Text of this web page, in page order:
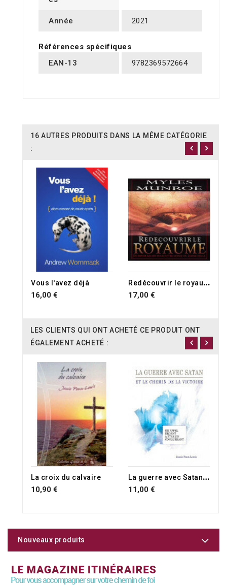
Année 2021
Références spécifiques
EAN-13
9782369572664
16 AUTRES PRODUITS DANS LA MÊME CATÉGORIE
:
Vous l'avez déjà
16,00 €
RUPTURE DE STOCK R
edécouvrir le royaume
17,00 €
LES CLIENTS QUI ONT ACHETÉ CE PRODUIT ONT
ÉGALEMENT ACHETÉ :
La croix du calvaire
10,90 €
L
a guerre avec Satan et le chemin de la victoire
11,00 €
Nouveaux produits